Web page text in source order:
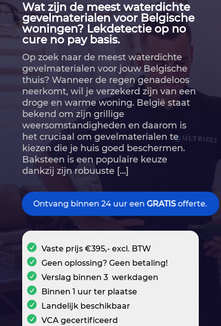
Wat zijn de meest waterdichte
gevelmaterialen voor Belgische
woningen? Lekdetectie op no
cure no pay basis.
Op zoek naar de meest waterdichte
gevelmaterialen voor jouw Belgische
thuis? Wanneer de regen genadeloos
neerkomt, wil je verzekerd zijn van een
droge en warme woning.​ België staat
bekend om zijn grillige
weersomstandigheden en daarom is
het cruciaal om gevelmaterialen te
kiezen die je huis goed beschermen.​
Baksteen is een populaire keuze
dankzij zijn robuuste […]
Ontvang binnen 24 uur eenGRATISofferte.
Vaste prijs €395,- excl. BTW
Geen oplossing? Geen betaling!
Verslag binnen 3 werkdagen
Binnen 1 uur ter plaatse
Landelijk beschikbaar
VCA gecertificeerd